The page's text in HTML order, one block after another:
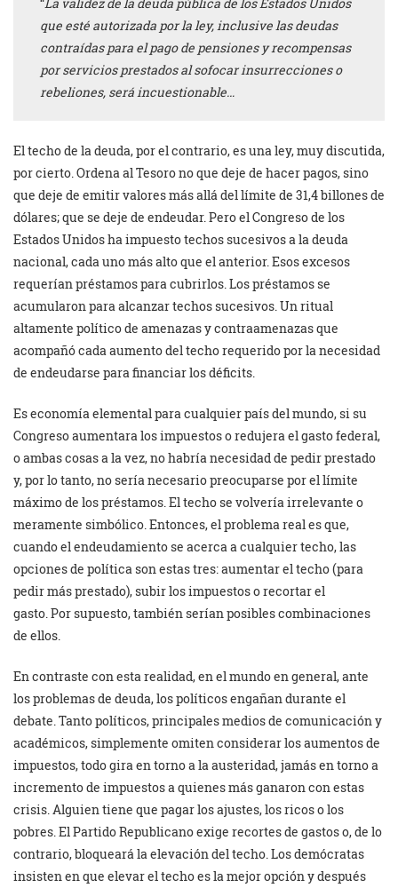
que esté autorizada por la ley, inclusive las deudas
contraídas para el pago de pensiones y recompensas
por servicios prestados al sofocar insurrecciones o
rebeliones, será incuestionable…
El techo de la deuda, por el contrario, es una ley, muy discutida,
por cierto. Ordena al Tesoro no que deje de hacer pagos, sino
que deje de emitir valores más allá del límite de 31,4 billones de
dólares; que se deje de endeudar. Pero el Congreso de los
Estados Unidos ha impuesto techos sucesivos a la deuda
nacional, cada uno más alto que el anterior. Esos excesos
requerían préstamos para cubrirlos. Los préstamos se
acumularon para alcanzar techos sucesivos. Un ritual
altamente político de amenazas y contraamenazas que
acompañó cada aumento del techo requerido por la necesidad
de endeudarse para financiar los déficits.
Es economía elemental para cualquier país del mundo, si su
Congreso aumentara los impuestos o redujera el gasto federal,
o ambas cosas a la vez, no habría necesidad de pedir prestado
y, por lo tanto, no sería necesario preocuparse por el límite
máximo de los préstamos. El techo se volvería irrelevante o
meramente simbólico. Entonces, el problema real es que,
cuando el endeudamiento se acerca a cualquier techo, las
opciones de política son estas tres: aumentar el techo (para
pedir más prestado), subir los impuestos o recortar el
gasto. Por supuesto, también serían posibles combinaciones
de ellos.
En contraste con esta realidad, en el mundo en general, ante
los problemas de deuda, los políticos engañan durante el
debate. Tanto políticos, principales medios de comunicación y
académicos, simplemente omiten considerar los aumentos de
impuestos, todo gira en torno a la austeridad, jamás en torno a
incremento de impuestos a quienes más ganaron con estas
crisis. Alguien tiene que pagar los ajustes, los ricos o los
pobres. El Partido Republicano exige recortes de gastos o, de lo
contrario, bloqueará la elevación del techo. Los demócratas
insisten en que elevar el techo es la mejor opción y después